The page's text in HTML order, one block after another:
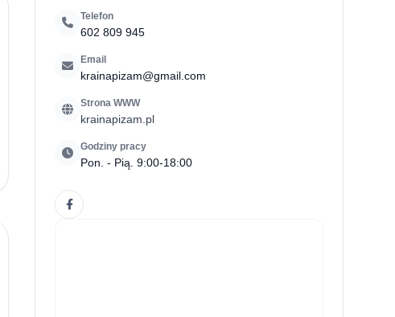
Telefon
602 809 945
Email
krainapizam@gmail.com
Strona WWW
krainapizam.pl
Godziny pracy
Pon. - Pią. 9:00-18:00